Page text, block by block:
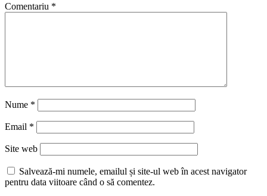
Comentariu *
Nume *
Email *
Site web
Salvează-mi numele, emailul și site-ul web în acest navigator
pentru data viitoare când o să comentez.